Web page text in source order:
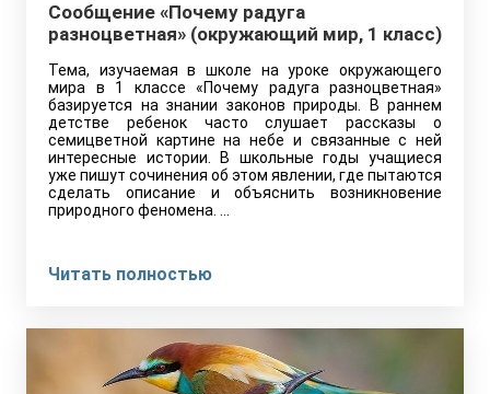
Сообщение «Почему радуга
разноцветная» (окружающий мир, 1 класс)
Тема, изучаемая в школе на уроке окружающего
мира в 1 классе «Почему радуга разноцветная»
базируется на знании законов природы. В раннем
детстве ребенок часто слушает рассказы о
семицветной картине на небе и связанные с ней
интересные истории. В школьные годы учащиеся
уже пишут сочинения об этом явлении, где пытаются
сделать описание и объяснить возникновение
природного феномена. …
Читать полностью